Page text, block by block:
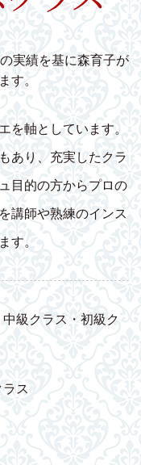
実績を基に森育子が
す。
を軸としています。
あり、充実したクラ
目的の方からプロの
講師や熟練のインス
す。
級クラス・初級ク
ス